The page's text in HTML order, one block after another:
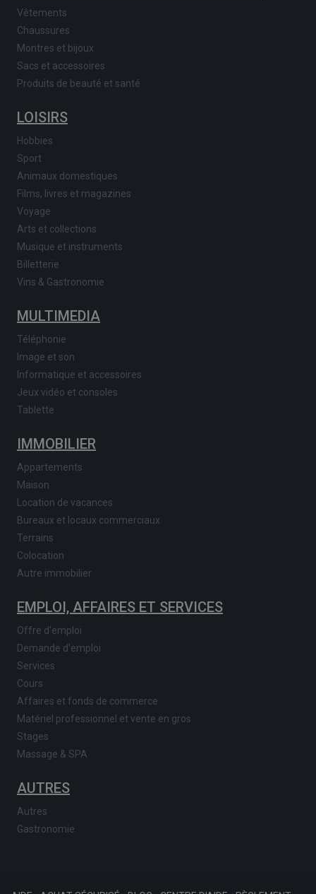
Vêtements
Chaussures
Montres et bijoux
Sacs et accessoires
Produits de beauté et santé
LOISIRS
Hobbies
Sport
Animaux domestiques
Films, livres et magazines
Voyage
Arts et collections
Musique et instruments
Billetterie
Vins & Gastronomie
MULTIMEDIA
Téléphonie
Image et son
Informatique et accessoires
Jeux vidéo et consoles
Tablette
IMMOBILIER
Appartements
Maison
Location de vacances
Bureaux et locaux commerciaux
Terrains
Colocation
Autre immobilier
EMPLOI, AFFAIRES ET SERVICES
Offre d'emploi
Demande d'emploi
Services
Cours
Affaires et fonds de commerce
Matériel professionnel et vente en gros
Stages
Massage & SPA
AUTRES
Autres
Gastronomie